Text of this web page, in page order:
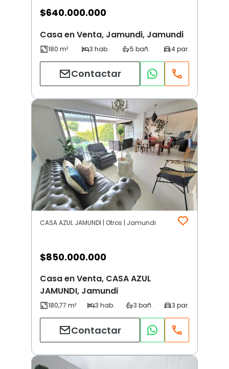
$640.000.000
Casa en Venta, Jamundi, Jamundi
Contactar
CASA AZUL JAMUNDI | Otros | Jamundi
$850.000.000
Casa en Venta, CASA AZUL
JAMUNDI, Jamundi
Contactar